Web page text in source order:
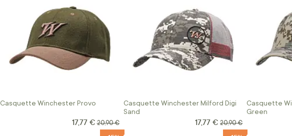
Casquette Winchester Provo
Prix Spécial
17,77 € Prix normal
20,90 €
Casquette Winchester Milford Digi
Sand
Prix Spécial
17,77 € Prix normal
20,90 €
Casquette
Green